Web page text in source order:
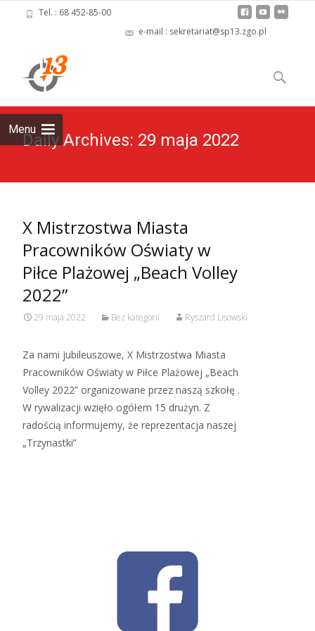
Tel. : 68 452-85-00
e-mail : sekretariat@sp13.zgo.pl
Menu
to
content
Szukaj:
Daily Archives: 29 maja 2022
X Mistrzostwa Miasta
Pracowników Oświaty w
Piłce Plażowej „Beach Volley
2022”
29 maja 2022 Bez kategorii Ryszard.Lisowski
Za nami jubileuszowe, X Mistrzostwa Miasta
Pracowników Oświaty w Piłce Plażowej „Beach
Volley 2022” organizowane przez naszą szkołę .
W rywalizacji wzięło ogółem 15 drużyn. Z
radością informujemy, że reprezentacja naszej
„Trzynastki”